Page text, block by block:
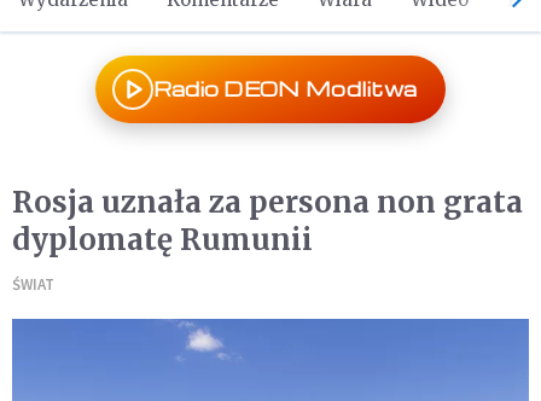
Radio DEON Modlitwa
Rosja uznała za persona non grata
dyplomatę Rumunii
ŚWIAT